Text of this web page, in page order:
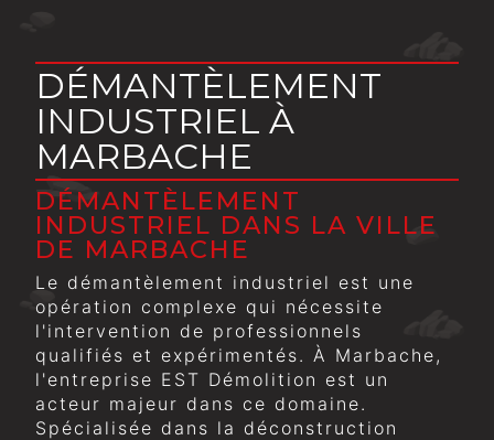
DÉMANTÈLEMENT
INDUSTRIEL À
MARBACHE
DÉMANTÈLEMENT
INDUSTRIEL DANS LA VILLE
DE MARBACHE
Le démantèlement industriel est une
opération complexe qui nécessite
l'intervention de professionnels
qualifiés et expérimentés. À Marbache,
l'entreprise EST Démolition est un
acteur majeur dans ce domaine.
Spécialisée dans la déconstruction